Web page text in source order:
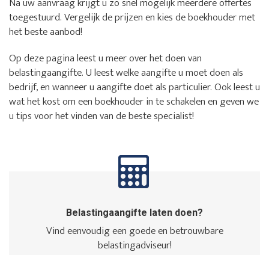
toegestuurd. Vergelijk de prijzen en kies de boekhouder met
het beste aanbod!
Op deze pagina leest u meer over het doen van
belastingaangifte. U leest welke aangifte u moet doen als
bedrijf, en wanneer u aangifte doet als particulier. Ook leest u
wat het kost om een boekhouder in te schakelen en geven we
u tips voor het vinden van de beste specialist!
Belastingaangifte laten doen?
Vind eenvoudig een goede en betrouwbare
belastingadviseur!